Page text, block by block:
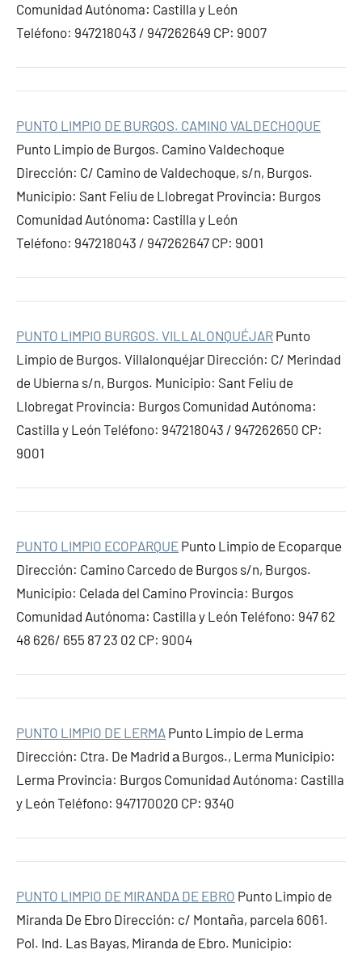
Comunidad Autónoma: Castilla y León
Teléfono: 947218043 / 947262649 CP: 9007
PUNTO LIMPIO DE BURGOS. CAMINO VALDECHOQUE
Punto Limpio de Burgos. Camino Valdechoque
Dirección: C/ Camino de Valdechoque, s/n, Burgos.
Municipio: Sant Feliu de Llobregat Provincia: Burgos
Comunidad Autónoma: Castilla y León
Teléfono: 947218043 / 947262647 CP: 9001
PUNTO LIMPIO BURGOS. VILLALONQUÉJAR Punto
Limpio de Burgos. Villalonquéjar Dirección: C/ Merindad
de Ubierna s/n, Burgos. Municipio: Sant Feliu de
Llobregat Provincia: Burgos Comunidad Autónoma:
Castilla y León Teléfono: 947218043 / 947262650 CP:
9001
PUNTO LIMPIO ECOPARQUE Punto Limpio de Ecoparque
Dirección: Camino Carcedo de Burgos s/n, Burgos.
Municipio: Celada del Camino Provincia: Burgos
Comunidad Autónoma: Castilla y León Teléfono: 947 62
48 626/ 655 87 23 02 CP: 9004
PUNTO LIMPIO DE LERMA Punto Limpio de Lerma
Dirección: Ctra. De Madrid а Burgos., Lerma Municipio:
Lerma Provincia: Burgos Comunidad Autónoma: Castilla
y León Teléfono: 947170020 CP: 9340
PUNTO LIMPIO DE MIRANDA DE EBRO Punto Limpio de
Miranda De Ebro Dirección: c/ Montaña, parcela 6061.
Pol. Ind. Las Bayas, Miranda de Ebro. Municipio: